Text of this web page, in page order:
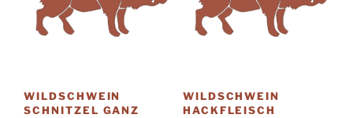
WILDSCHWEIN
SCHNITZEL GANZ
WILDSCHWEIN
HACKFLEISCH